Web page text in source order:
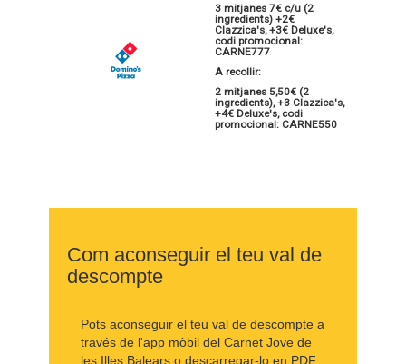
3 mitjanes 7€ c/u (2
ingredients) +2€
Clazzica's, +3€ Deluxe's,
codi promocional:
CARNE777
A recollir:
2 mitjanes 5,50€ (2
ingredients), +3 Clazzica's,
+4€ Deluxe's, codi
promocional: CARNE550
Com aconseguir el teu val de
descompte
Pots aconseguir el teu val de descompte a
través de l'app mòbil del Carnet Jove de
les Illes Balears o descarregar-lo en PDF